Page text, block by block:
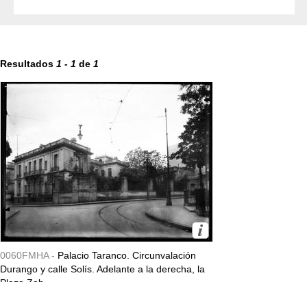
Resultados 1 - 1 de 1
0060FMHA - Palacio Taranco. Circunvalación
Durango y calle Solís. Adelante a la derecha, la